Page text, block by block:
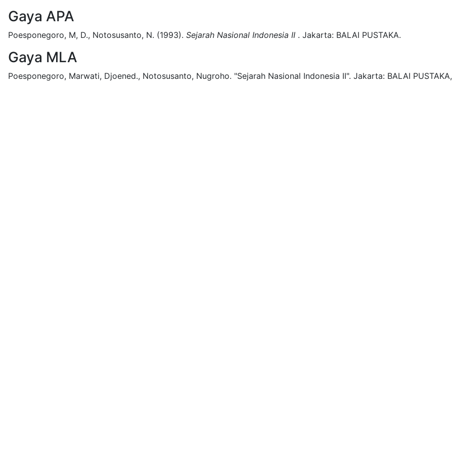
Gaya APA
Poesponegoro, M, D., Notosusanto, N. (1993). Sejarah Nasional Indonesia II . Jakarta: BALAI PUSTAKA.
Gaya MLA
Poesponegoro, Marwati, Djoened., Notosusanto, Nugroho. "Sejarah Nasional Indonesia II". Jakarta: BALAI PUSTAKA,